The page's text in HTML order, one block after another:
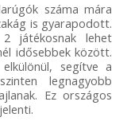
száma mára
is gyarapodott.
játékosnak lehet
idősebbek között.
segítve a
legnagyobb
Ez országos